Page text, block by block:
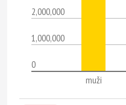
2,000,000
1,000,000
0
muži